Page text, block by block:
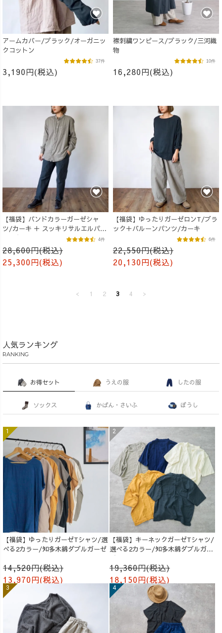
アームカバー/ブラック/オーガニッ
クコットン
3,190円(税込)
37件
襟刺繍ワンピース/ブラック/三河織
物
16,280円(税込)
10件
【福袋】バンドカラーガーゼシャ
ツ/カーキ ＋ スッキリサルエルパン
ツ/ブラック
28,600円(税込)
25,300円(税込)
4件
【福袋】ゆったりガーゼロンT/ブラ
ック＋バルーンパンツ/カーキ
22,550円(税込)
20,130円(税込)
6件
< 1 2 3 4 >
人気ランキング
RANKING
お得セット うえの服 したの服
ソックス かばん・さいふ ぼうし
【福袋】ゆったりガーゼTシャツ/選
べる2カラー/知多木綿ダブルガーゼ
14,520円(税込)
13,970円(税込)
【福袋】キーネックガーゼTシャツ/
選べる2カラー/知多木綿ダブルガー
ゼ
19,360円(税込)
18,150円(税込)